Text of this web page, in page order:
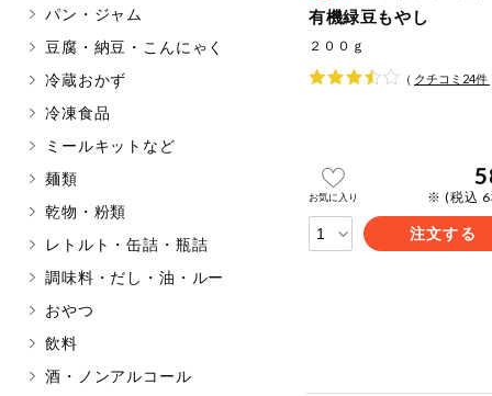
パン・ジャム
豆腐・納豆・こんにゃく
冷蔵おかず
冷凍食品
ミールキットなど
麺類
乾物・粉類
レトルト・缶詰・瓶詰
調味料・だし・油・ルー
おやつ
飲料
酒・ノンアルコール
有機緑豆もやし
２００ｇ
（ クチコミ 24件
お気に入り ※ (税込
注文する